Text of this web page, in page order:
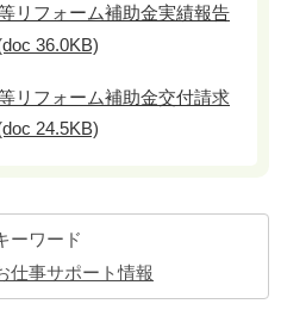
リフォーム補助金実績報告
36.0KB)
リフォーム補助金交付請求
24.5KB)
ーワード
仕事サポート情報